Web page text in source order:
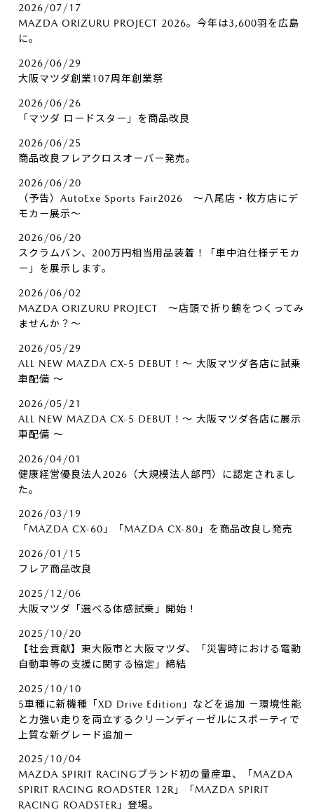
2026/07/17
MAZDA ORIZURU PROJECT 2026。今年は3,600羽を広島
に。
2026/06/29
大阪マツダ創業107周年創業祭
2026/06/26
「マツダ ロードスター」を商品改良
2026/06/25
商品改良フレアクロスオーバー発売。
2026/06/20
（予告）AutoExe Sports Fair2026 ～八尾店・枚方店にデ
モカー展示～
2026/06/20
スクラムバン、200万円相当用品装着！「車中泊仕様デモカ
ー」を展示します。
2026/06/02
MAZDA ORIZURU PROJECT ～店頭で折り鶴をつくってみ
ませんか？～
2026/05/29
ALL NEW MAZDA CX-5 DEBUT！～ 大阪マツダ各店に試乗
車配備 ～
2026/05/21
ALL NEW MAZDA CX-5 DEBUT！～ 大阪マツダ各店に展示
車配備 ～
2026/04/01
健康経営優良法人2026（大規模法人部門）に認定されまし
た。
2026/03/19
「MAZDA CX-60」「MAZDA CX-80」を商品改良し発売
2026/01/15
フレア商品改良
2025/12/06
大阪マツダ「選べる体感試乗」開始！
2025/10/20
【社会貢献】東大阪市と大阪マツダ、「災害時における電動
自動車等の支援に関する協定」締結
2025/10/10
5車種に新機種「XD Drive Edition」などを追加 －環境性能
と力強い走りを両立するクリーンディーゼルにスポーティで
上質な新グレード追加－
2025/10/04
MAZDA SPIRIT RACINGブランド初の量産車、「MAZDA
SPIRIT RACING ROADSTER 12R」「MAZDA SPIRIT
RACING ROADSTER」登場。